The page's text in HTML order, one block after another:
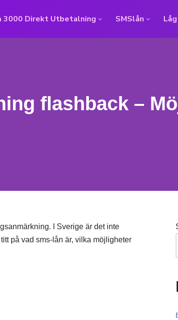
3000 Direkt Utbetalning SMSlån
flashback –
I Sverige är det inte
på vad sms-lån är, vilka möjligheter